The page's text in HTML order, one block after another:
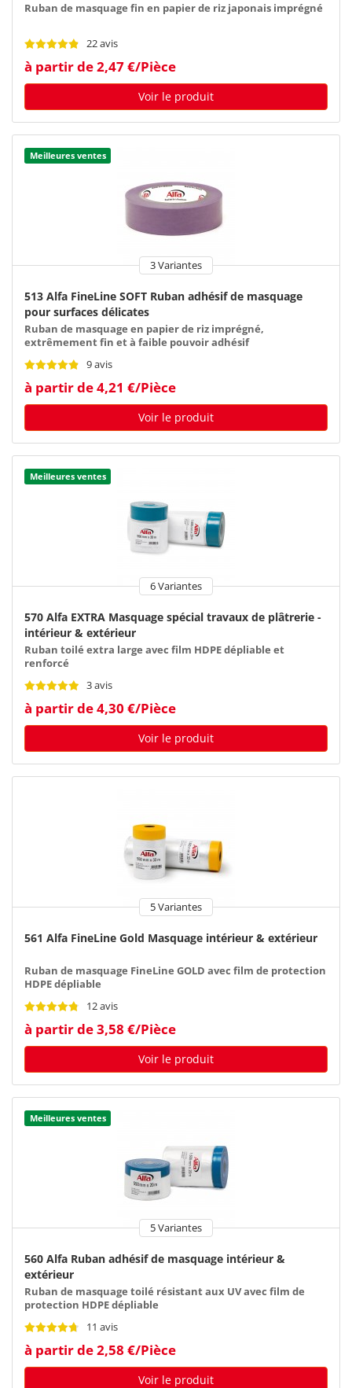
Ruban de masquage fin en papier de riz japonais imprégné
22 avis
à partir de 2,47 €/Pièce
Voir le produit
Meilleures ventes
3 Variantes
513 Alfa FineLine SOFT Ruban adhésif de masquage
pour surfaces délicates
Ruban de masquage en papier de riz imprégné,
extrêmement fin et à faible pouvoir adhésif
9 avis
à partir de 4,21 €/Pièce
Voir le produit
Meilleures ventes
6 Variantes
570 Alfa EXTRA Masquage spécial travaux de plâtrerie -
intérieur & extérieur
Ruban toilé extra large avec film HDPE dépliable et
renforcé
3 avis
à partir de 4,30 €/Pièce
Voir le produit
5 Variantes
561 Alfa FineLine Gold Masquage intérieur & extérieur
Ruban de masquage FineLine GOLD avec film de protection
HDPE dépliable
12 avis
à partir de 3,58 €/Pièce
Voir le produit
Meilleures ventes
5 Variantes
560 Alfa Ruban adhésif de masquage intérieur &
extérieur
Ruban de masquage toilé résistant aux UV avec film de
protection HDPE dépliable
11 avis
à partir de 2,58 €/Pièce
Voir le produit